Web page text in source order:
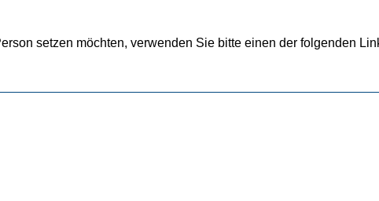
setzen möchten, verwenden Sie bitte einen der folgenden